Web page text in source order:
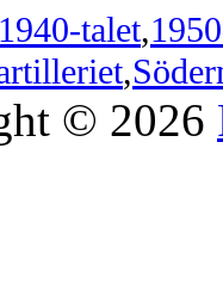
1940-talet,
,
© 2026